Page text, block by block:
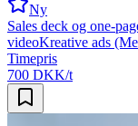
Ny
Sales deck og one-
videoKreative ads
Timepris
700 DKK/t